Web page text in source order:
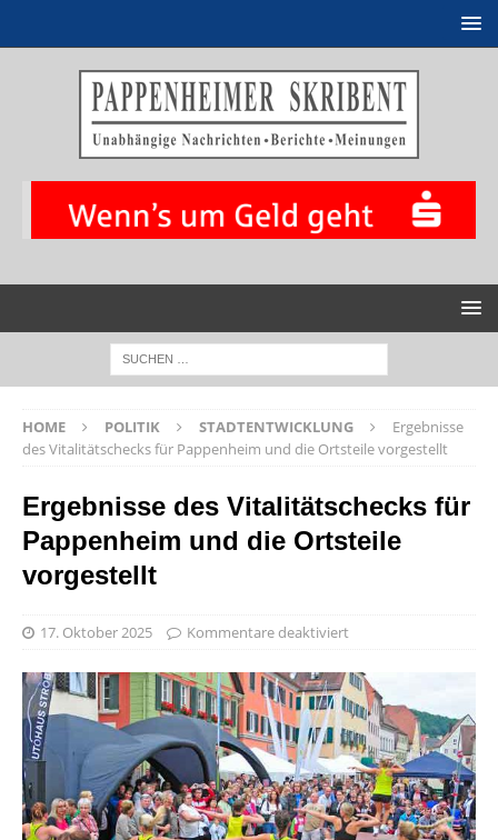
HOME POLITIK STADTENTWICKLUNG
Ergebnisse
des Vitalitätschecks für Pappenheim und die Ortsteile vorgestellt
Ergebnisse des Vitalitätschecks für
Pappenheim und die Ortsteile
vorgestellt
17. Oktober 2025 Kommentare deaktiviert